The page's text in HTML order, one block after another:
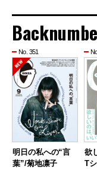
No. 351
明日の私への“言
葉”/菊地凛子
欲
T